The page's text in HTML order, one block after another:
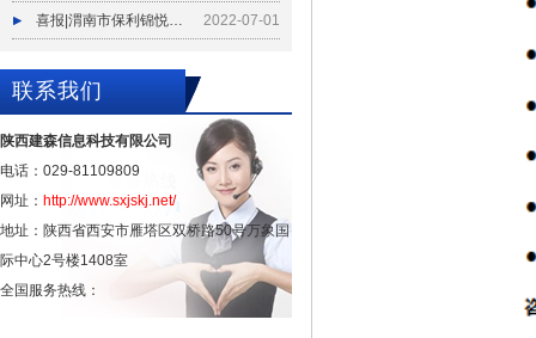
喜报|渭南市保利锦悦和府项目水动力全自动防洪闸试水验收 2022-07-01
联系我们
陕西建森信息科技有限公司
电话：029-81109809
网址： http://www.sxjskj.net/
地址：陕西省西安市雁塔区双桥路50号万象国
际中心2号楼1408室
全国服务热线：